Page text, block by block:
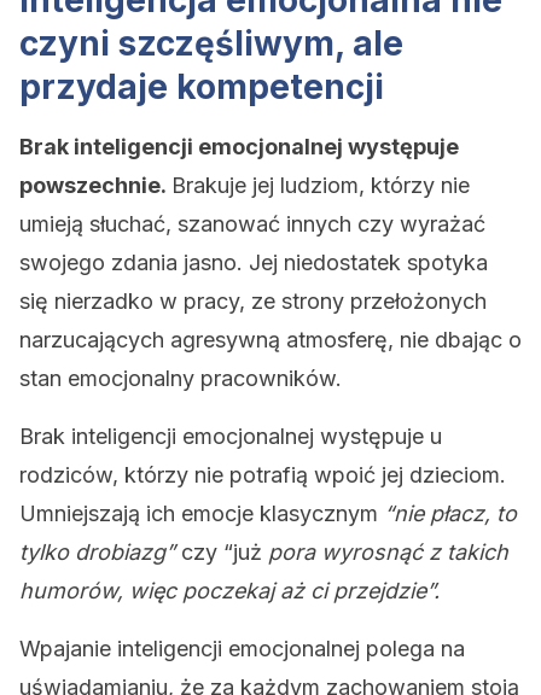
czyni szczęśliwym, ale
przydaje kompetencji
Brak inteligencji emocjonalnej występuje
powszechnie. Brakuje jej ludziom, którzy nie
umieją słuchać, szanować innych czy wyrażać
swojego zdania jasno. Jej niedostatek spotyka
się nierzadko w pracy, ze strony przełożonych
narzucających agresywną atmosferę, nie dbając o
stan emocjonalny pracowników.
Brak inteligencji emocjonalnej występuje u
rodziców, którzy nie potrafią wpoić jej dzieciom.
Umniejszają ich emocje klasycznym “nie płacz, to
tylko drobiazg”czy “już pora wyrosnąć z takich
humorów, więc poczekaj aż ci przejdzie”.
Wpajanie inteligencji emocjonalnej polega na
uświadamianiu, że za każdym zachowaniem stoją